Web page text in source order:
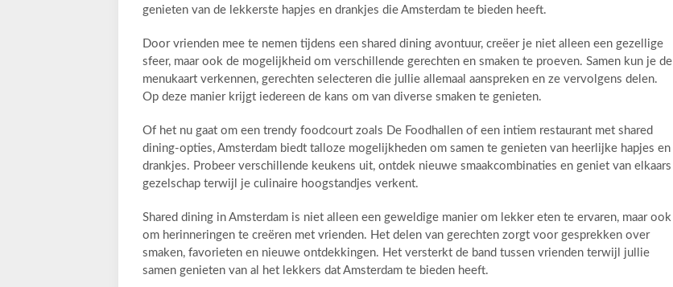
genieten van de lekkerste hapjes en drankjes die Amsterdam te bieden heeft.
Door vrienden mee te nemen tijdens een shared dining avontuur, creëer je niet alleen een gezellige
sfeer, maar ook de mogelijkheid om verschillende gerechten en smaken te proeven. Samen kun je de
menukaart verkennen, gerechten selecteren die jullie allemaal aanspreken en ze vervolgens delen.
Op deze manier krijgt iedereen de kans om van diverse smaken te genieten.
Of het nu gaat om een trendy foodcourt zoals De Foodhallen of een intiem restaurant met shared
dining-opties, Amsterdam biedt talloze mogelijkheden om samen te genieten van heerlijke hapjes en
drankjes. Probeer verschillende keukens uit, ontdek nieuwe smaakcombinaties en geniet van elkaars
gezelschap terwijl je culinaire hoogstandjes verkent.
Shared dining in Amsterdam is niet alleen een geweldige manier om lekker eten te ervaren, maar ook
om herinneringen te creëren met vrienden. Het delen van gerechten zorgt voor gesprekken over
smaken, favorieten en nieuwe ontdekkingen. Het versterkt de band tussen vrienden terwijl jullie
samen genieten van al het lekkers dat Amsterdam te bieden heeft.